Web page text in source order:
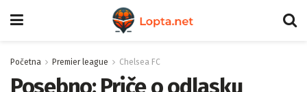
Početna Premier league Chelsea FC
Posebno: Priče o odlasku